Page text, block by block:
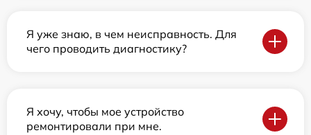
Я уже знаю, в чем неисправность. Для
чего проводить диагностику?
Я хочу, чтобы мое устройство
ремонтировали при мне.